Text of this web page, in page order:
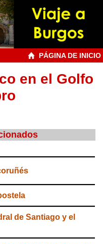
PÁGINA DE INICIO
en el Golfo
de Santiago y el